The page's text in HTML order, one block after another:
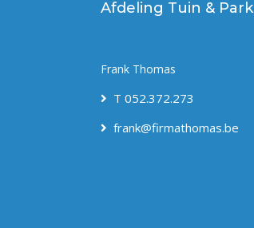
Afdeling Tuin & Park
Frank Thomas
T 052.372.273
frank@firmathomas.be